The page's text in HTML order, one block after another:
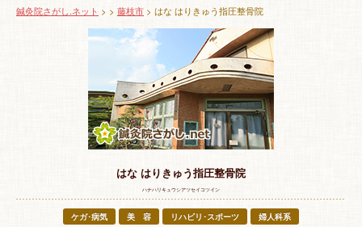
初めての方へ
よくある質問
ホームケア
特 集
お悩み解決！
鍼灸院さがし.ネット > > 藤枝市 > はな はりきゅう指圧整骨院
はな はりきゅう指圧整骨院
ハナハリキュウシアツセイコツイン
ケガ･病気 美 容 リハビリ･スポーツ 婦人科系